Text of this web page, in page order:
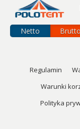
Netto Brutto
Regulamin
Warunki
Polityka